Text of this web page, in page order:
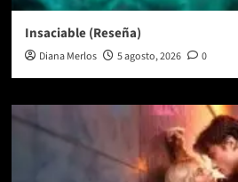
Insaciable (Reseña)
Diana Merlos 5 agosto, 2026 0